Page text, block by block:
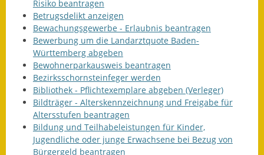
Risiko beantragen
Betrugsdelikt anzeigen
Bewachungsgewerbe - Erlaubnis beantragen
Bewerbung um die Landarztquote Baden-
Württemberg abgeben
Bewohnerparkausweis beantragen
Bezirksschornsteinfeger werden
Bibliothek - Pflichtexemplare abgeben (Verleger)
Bildträger - Alterskennzeichnung und Freigabe für
Altersstufen beantragen
Bildung und Teilhabeleistungen für Kinder,
Jugendliche oder junge Erwachsene bei Bezug von
Bürgergeld beantragen